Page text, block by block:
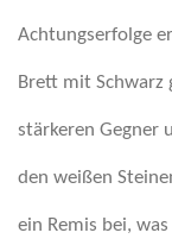
Achtungserfolge
Brett mit Schwarz
stärkeren Gegner
den weißen
ein Remis bei,